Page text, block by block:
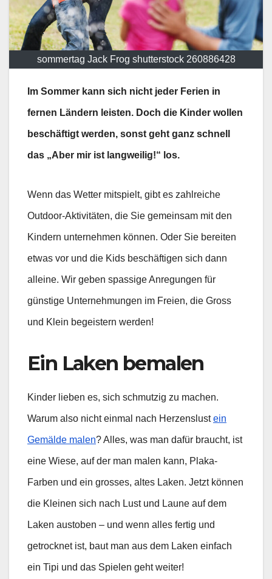
sommertag Jack Frog shutterstock 260886428
Im Sommer kann sich nicht jeder Ferien in
fernen Ländern leisten. Doch die Kinder wollen
beschäftigt werden, sonst geht ganz schnell
das „Aber mir ist langweilig!“ los.
Wenn das Wetter mitspielt, gibt es zahlreiche
Outdoor-Aktivitäten, die Sie gemeinsam mit den
Kindern unternehmen können. Oder Sie bereiten
etwas vor und die Kids beschäftigen sich dann
alleine. Wir geben spassige Anregungen für
günstige Unternehmungen im Freien, die Gross
und Klein begeistern werden!
Ein Laken bemalen
Kinder lieben es, sich schmutzig zu machen.
Warum also nicht einmal nach Herzenslustein
Gemälde malen? Alles, was man dafür braucht, ist
eine Wiese, auf der man malen kann, Plaka-
Farben und ein grosses, altes Laken. Jetzt können
die Kleinen sich nach Lust und Laune auf dem
Laken austoben – und wenn alles fertig und
getrocknet ist, baut man aus dem Laken einfach
ein Tipi und das Spielen geht weiter!